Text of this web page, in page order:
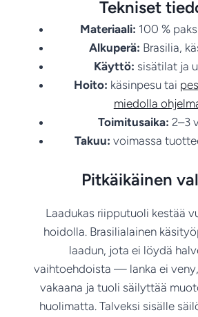
Tekniset
Materiaali: 100 %
Alkuperä: Brasilia,
Käyttö: sisätilat ja
Hoito: käsinpesu tai
miedolla
Toimitusaika: 2–3
Takuu: voimassa
Pitkäikäinen
Laadukas riipputuoli kestää
hoidolla. Brasilialainen
laadun, jota ei löydä
vaihtoehdoista — lanka ei
vakaana ja tuoli säilyttää
huolimatta. Talveksi sisälle